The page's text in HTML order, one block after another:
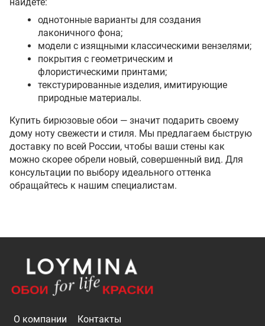
однотонные варианты для создания
лаконичного фона;
модели с изящными классическими вензелями;
покрытия с геометрическим и
флористическими принтами;
текстурированные изделия, имитирующие
природные материалы.
Купить бирюзовые обои — значит подарить своему
дому ноту свежести и стиля. Мы предлагаем быструю
доставку по всей России, чтобы ваши стены как
можно скорее обрели новый, совершенный вид. Для
консультации по выбору идеального оттенка
обращайтесь к нашим специалистам.
О компании
Контакты